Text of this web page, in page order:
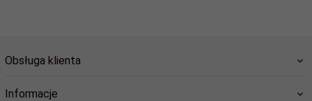
Obsługa klienta
Informacje